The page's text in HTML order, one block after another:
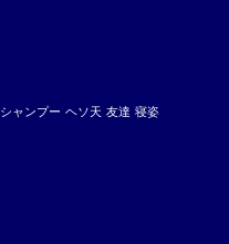
シャンプー ヘソ天 友達 寝姿